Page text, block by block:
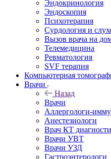
Эндокринология
Эндоскопия
Психотерапия
Сурдология и
Вызов врача на
Телемедицина
Ревматология
SVF терапия
Компьютерная
Врачи
Назад
Врачи
Аллергологи-
Анестезиологи
Врач КТ
Врачи УВТ
Врачи УЗД
Гастроэнтерологи